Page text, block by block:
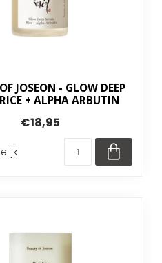
JOSEON - GLOW DEEP
+ ALPHA ARBUTIN
€18,95